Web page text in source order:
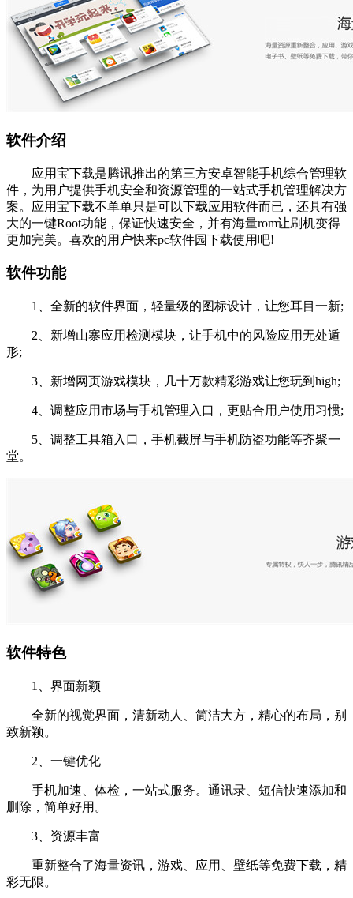
软件介绍
应用宝下载是腾讯推出的第三方安卓智能手机综合管理软
件，为用户提供手机安全和资源管理的一站式手机管理解决方
案。应用宝下载不单单只是可以下载应用软件而已，还具有强
大的一键Root功能，保证快速安全，并有海量rom让刷机变得
更加完美。喜欢的用户快来pc软件园下载使用吧!
软件功能
1、全新的软件界面，轻量级的图标设计，让您耳目一新;
2、新增山寨应用检测模块，让手机中的风险应用无处遁
形;
3、新增网页游戏模块，几十万款精彩游戏让您玩到high;
4、调整应用市场与手机管理入口，更贴合用户使用习惯;
5、调整工具箱入口，手机截屏与手机防盗功能等齐聚一
堂。
软件特色
1、界面新颖
全新的视觉界面，清新动人、简洁大方，精心的布局，别
致新颖。
2、一键优化
手机加速、体检，一站式服务。通讯录、短信快速添加和
删除，简单好用。
3、资源丰富
重新整合了海量资讯，游戏、应用、壁纸等免费下载，精
彩无限。